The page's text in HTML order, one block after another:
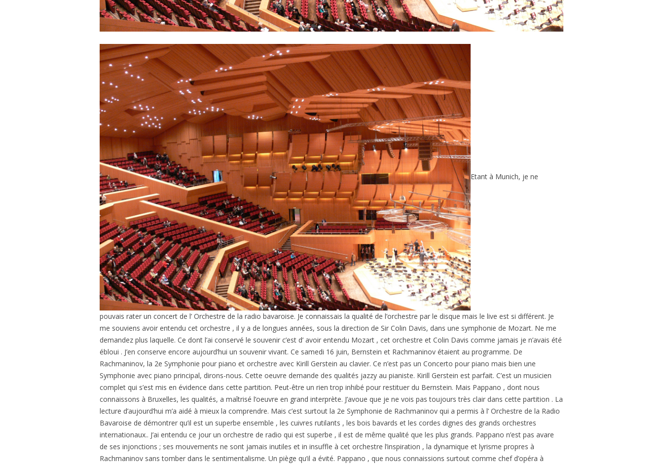
Etant à Munich, je ne
pouvais rater un concert de l’ Orchestre de la radio bavaroise. Je connaissais la qualité de l’orchestre par le disque mais le live est si différent. Je
me souviens avoir entendu cet orchestre , il y a de longues années, sous la direction de Sir Colin Davis, dans une symphonie de Mozart. Ne me
demandez plus laquelle. Ce dont l’ai conservé le souvenir c’est d’ avoir entendu Mozart , cet orchestre et Colin Davis comme jamais je n’avais été
ébloui . J’en conserve encore aujourd’hui un souvenir vivant. Ce samedi 16 juin, Bernstein et Rachmaninov étaient au programme. De
Rachmaninov, la 2e Symphonie pour piano et orchestre avec Kirill Gerstein au clavier. Ce n’est pas un Concerto pour piano mais bien une
Symphonie avec piano principal, dirons-nous. Cette oeuvre demande des qualités jazzy au pianiste. Kirill Gerstein est parfait. C’est un musicien
complet qui s’est mis en évidence dans cette partition. Peut-être un rien trop inhibé pour restituer du Bernstein. Mais Pappano , dont nous
connaissons à Bruxelles, les qualités, a maîtrisé l’oeuvre en grand interprète. J’avoue que je ne vois pas toujours très clair dans cette partition . La
lecture d’aujourd’hui m’a aidé à mieux la comprendre. Mais c’est surtout la 2e Symphonie de Rachmaninov qui a permis à l’ Orchestre de la Radio
Bavaroise de démontrer qu’il est un superbe ensemble , les cuivres rutilants , les bois bavards et les cordes dignes des grands orchestres
internationaux.. J’ai entendu ce jour un orchestre de radio qui est superbe , il est de même qualité que les plus grands. Pappano n’est pas avare
de ses injonctions ; ses mouvements ne sont jamais inutiles et in insuffle à cet orchestre l’inspiration , la dynamique et lyrisme propres à
Rachmaninov sans tomber dans le sentimentalisme. Un piège qu’il a évité. Pappano , que nous connaissions surtout comme chef d’opéra à